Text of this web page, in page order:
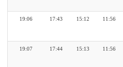
11:56
15:12
17:43
19:06
11:56
15:13
17:44
19:07